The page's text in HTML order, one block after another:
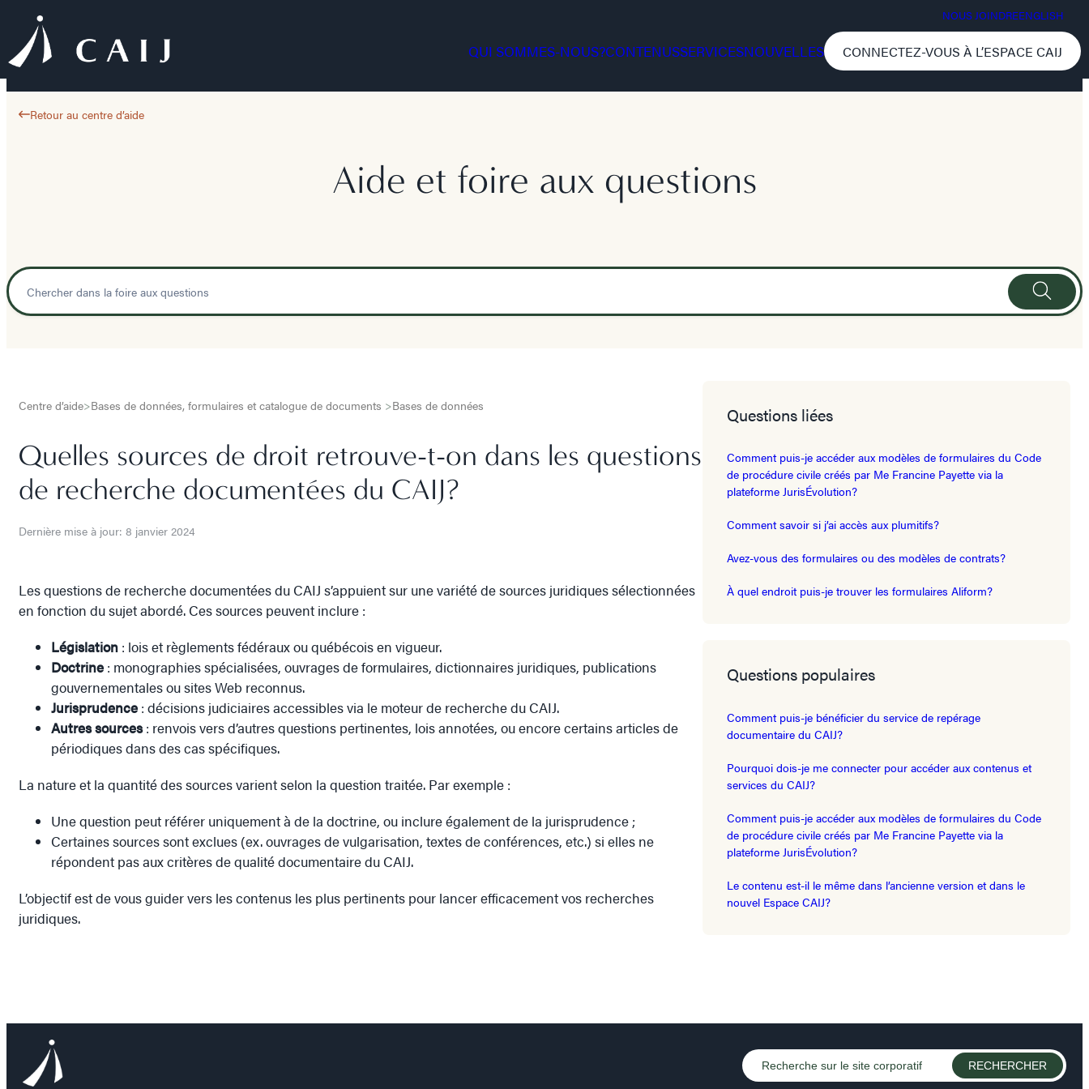
NOUS JOINDREENGLISH
QUI SOMMES-NOUS?CONTENUSSERVICESNOUVELLES CONNECTEZ-VOUS À L’ESPACE CAIJ
Retour au centre d’aide
Aide et foire aux questions
Centre d’aide>Bases de données, formulaires et catalogue de documents >Bases de données
Quelles sources de droit retrouve-t-on dans les questions
de recherche documentées du CAIJ?
Dernière mise à jour: 8 janvier 2024
Les questions de recherche documentées du CAIJ s’appuient sur une variété de sources juridiques sélectionnées
en fonction du sujet abordé. Ces sources peuvent inclure :
Législation : lois et règlements fédéraux ou québécois en vigueur.
Doctrine : monographies spécialisées, ouvrages de formulaires, dictionnaires juridiques, publications
gouvernementales ou sites Web reconnus.
Jurisprudence : décisions judiciaires accessibles via le moteur de recherche du CAIJ.
Autres sources: renvois vers d’autres questions pertinentes, lois annotées, ou encore certains articles de
périodiques dans des cas spécifiques.
La nature et la quantité des sources varient selon la question traitée. Par exemple :
Une question peut référer uniquement à de la doctrine, ou inclure également de la jurisprudence ;
Certaines sources sont exclues (ex. ouvrages de vulgarisation, textes de conférences, etc.) si elles ne
répondent pas aux critères de qualité documentaire du CAIJ.
L’objectif est de vous guider vers les contenus les plus pertinents pour lancer efficacement vos recherches
juridiques.
Questions liées
Comment puis-je accéder aux modèles de formulaires du Code
de procédure civile créés par Me Francine Payette via la
plateforme JurisÉvolution?
Comment savoir si j’ai accès aux plumitifs?
Avez-vous des formulaires ou des modèles de contrats?
À quel endroit puis-je trouver les formulaires Aliform?
Questions populaires
Comment puis-je bénéficier du service de repérage
documentaire du CAIJ?
Pourquoi dois-je me connecter pour accéder aux contenus et
services du CAIJ?
Comment puis-je accéder aux modèles de formulaires du Code
de procédure civile créés par Me Francine Payette via la
plateforme JurisÉvolution?
Le contenu est-il le même dans l’ancienne version et dans le
nouvel Espace CAIJ?